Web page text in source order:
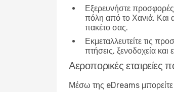
Εξερευνήστε
πόλη από το Χανιά. Και
πακέτο σας.
Εκμεταλλευτείτε τις
πτήσεις, ξενοδοχεία και
Αεροπορικές
Μέσω της eDreams